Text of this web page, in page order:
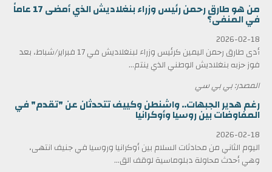
من هو طارق رحمن رئيس وزراء بنغلاديش الذي أمضى 17 عاماً
في المنفى؟
2026-02-18
أدى طارق رحمن اليمين كرئيس وزراء لبنغلاديش في 17 فبراير/شباط، بعد
فوز حزبه بنغلاديش الوطني الذي ينتم...
المصدر: بي بي سي
رغم هدير الجبهات.. واشنطن وكييف تتحدثان عن "تقدم" في
المفاوضات بين روسيا وأوكرانيا
2026-02-18
اليوم الثاني من محادثات السلام بين أوكرانيا وروسيا في جنيف انتهى،
وهي أحدث محاولة دبلوماسية لوقف الق...